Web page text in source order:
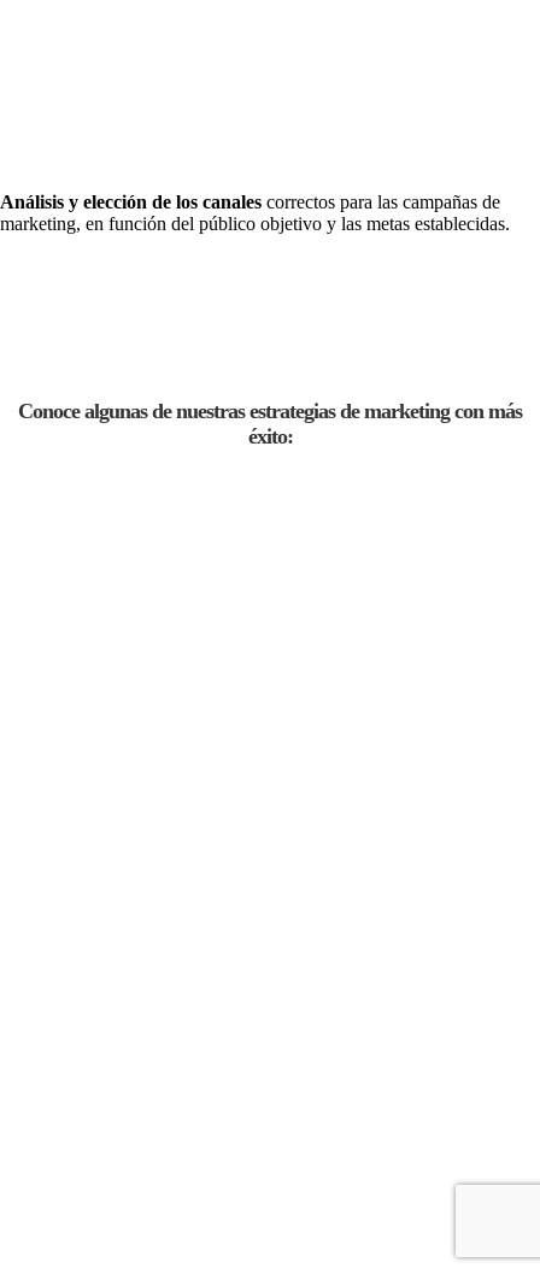
Análisis y elección de los canales correctos para las campañas de
marketing, en función del público objetivo y las metas establecidas.
Conoce algunas de nuestras estrategias de marketing con más
éxito: